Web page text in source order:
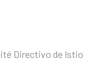
Directivo de Istio